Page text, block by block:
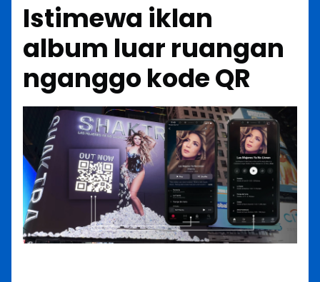
Istimewa iklan
album luar ruangan
nganggo kode QR